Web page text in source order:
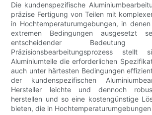
Die kundenspezifische
präzise Fertigung von Teilen mit
in Hochtemperaturumgebungen, in
extremen Bedingungen ausgesetzt
entscheidender
Präzisionsbearbeitungsprozess
Aluminiumteile die erforderlichen
auch unter härtesten Bedingungen
der kundenspezifischen
Hersteller leichte und dennoch
herstellen und so eine kostengünstige
bieten, die in